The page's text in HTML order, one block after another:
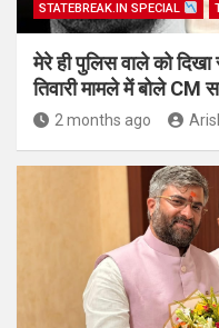
STATEBREAK.IN SPECIAL
मेरे ही पुलिस वाले को दिखा
तिवारी मामले में बोले CM
2 months ago